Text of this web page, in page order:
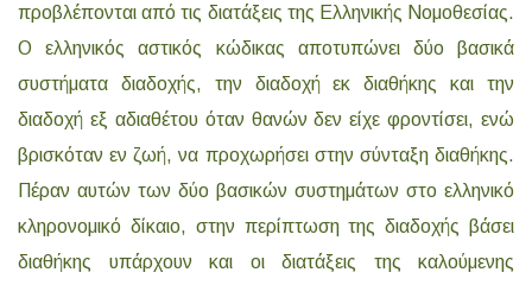
προβλέπονται από τις διατάξεις της Ελληνικής Νομοθεσίας.
Ο ελληνικός αστικός κώδικας αποτυπώνει δύο βασικά
συστήματα διαδοχής, την διαδοχή εκ διαθήκης και την
διαδοχή εξ αδιαθέτου όταν θανών δεν είχε φροντίσει, ενώ
βρισκόταν εν ζωή, να προχωρήσει στην σύνταξη διαθήκης.
Πέραν αυτών των δύο βασικών συστημάτων στο ελληνικό
κληρονομικό δίκαιο, στην περίπτωση της διαδοχής βάσει
διαθήκης υπάρχουν και οι διατάξεις της καλούμενης